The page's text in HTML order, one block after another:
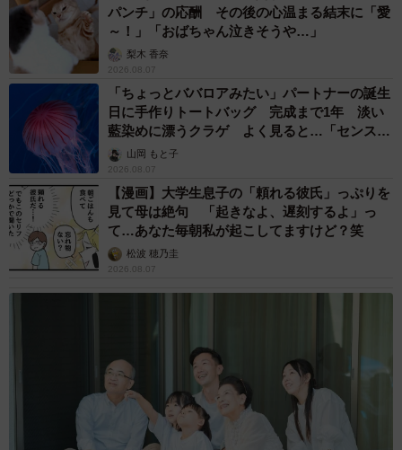
パンチ」の応酬 その後の心温まる結末に「愛
～！」「おばちゃん泣きそうや…」
梨木 香奈
2026.08.07
「ちょっとババロアみたい」パートナーの誕生
日に手作りトートバッグ 完成まで1年 淡い
藍染めに漂うクラゲ よく見ると…「センスす
ごい」山岡 もと子
2026.08.07
【漫画】大学生息子の「頼れる彼氏」っぷりを
見て母は絶句 「起きなよ、遅刻するよ」っ
て…あなた毎朝私が起こしてますけど？笑
松波 穂乃圭
2026.08.07